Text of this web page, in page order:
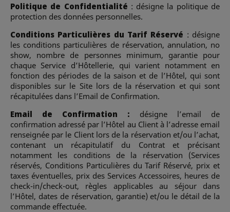
Politique de Confidentialité : désigne la politique de
protection des données personnelles.
Conditions Particulières du Tarif Réservé : désigne
les conditions particulières de réservation, annulation, no
show, nombre de personnes minimum, garantie pour
chaque Service d’Hôtellerie, qui varient notamment en
fonction des périodes de la saison et de l’Hôtel, qui sont
disponibles sur le Site lors de la réservation et qui sont
récapitulées dans l’Email de Confirmation.
Email de Confirmation : désigne l’email de
confirmation adressé par l’Hôtel au Client à l’adresse email
renseignée par le Client lors de la réservation et/ou l’achat,
contenant un récapitulatif du Contrat et précisant
notamment les conditions de la réservation (Services
réservés, Conditions Particulières du Tarif Réservé, prix et
taxes éventuelles, prix des Services Accessoires, heures de
check-in/check-out, règles applicables au séjour dans
l’Hôtel, dates de réservation, garantie) et/ou le détail de la
commande effectuée.